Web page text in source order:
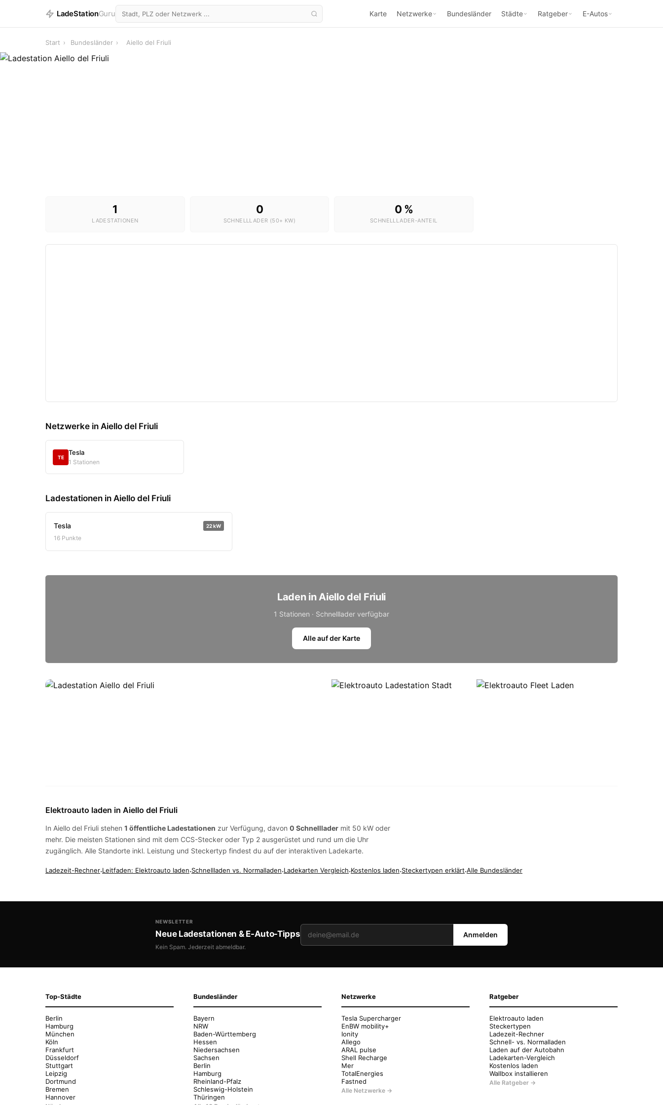
LadeStationGuru Karte Netzwerke Bundesländer Städte Ratgeber E-Autos
Start › Bundesländer › Aiello del Friuli
1
LADESTATIONEN
0
SCHNELLLADER (50+ KW)
0 %
SCHNELLLADER-ANTEIL
Netzwerke in Aiello del Friuli
TE
Tesla
1 Stationen
Ladestationen in Aiello del Friuli
Tesla 22 kW
16 Punkte
Laden in Aiello del Friuli
1 Stationen · Schnelllader verfügbar
Alle auf der Karte
Elektroauto laden in Aiello del Friuli
In Aiello del Friuli stehen 1 öffentliche Ladestationen zur Verfügung, davon 0 Schnelllader mit 50 kW oder
mehr. Die meisten Stationen sind mit dem CCS-Stecker oder Typ 2 ausgerüstet und rund um die Uhr
zugänglich. Alle Standorte inkl. Leistung und Steckertyp findest du auf der interaktiven Ladekarte.
Ladezeit-Rechner·Leitfaden: Elektroauto laden·Schnellladen vs. Normalladen·Ladekarten Vergleich·Kostenlos laden·Steckertypen erklärt·Alle Bundesländer
NEWSLETTER
Neue Ladestationen & E-Auto-Tipps
Kein Spam. Jederzeit abmeldbar.
Anmelden
Top-Städte
Berlin
Hamburg
München
Köln
Frankfurt
Düsseldorf
Stuttgart
Leipzig
Dortmund
Bremen
Hannover
Bundesländer
Bayern
NRW
Baden-Württemberg
Hessen
Niedersachsen
Sachsen
Berlin
Hamburg
Rheinland-Pfalz
Schleswig-Holstein
Thüringen
Netzwerke
Tesla Supercharger
EnBW mobility+
Ionity
Allego
ARAL pulse
Shell Recharge
Mer
TotalEnergies
Fastned
Alle Netzwerke →
Ratgeber
Elektroauto laden
Steckertypen
Ladezeit-Rechner
Schnell- vs. Normalladen
Laden auf der Autobahn
Ladekarten-Vergleich
Kostenlos laden
Wallbox installieren
Alle Ratgeber →